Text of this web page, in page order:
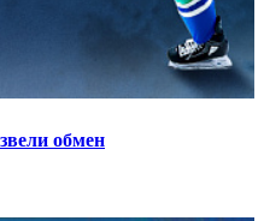
обмен